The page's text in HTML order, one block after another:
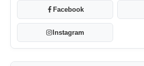
Facebook
Instagram